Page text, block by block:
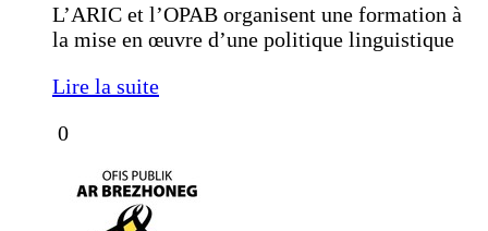
L’ARIC et l’OPAB organisent une formation à
la mise en œuvre d’une politique linguistique
Lire la suite
0